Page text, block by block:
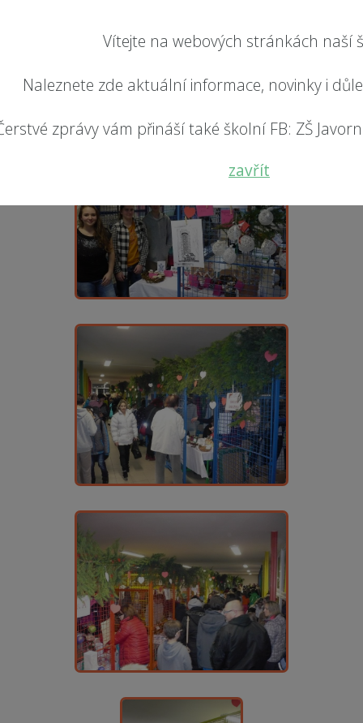
Vítejte na webových stránkách naší
Naleznete zde aktuální informace, novinky i
zprávy vám přináší také školní FB: ZŠ
zavřít